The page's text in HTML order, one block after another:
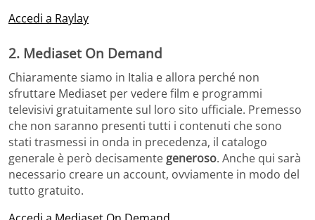
Accedi a Raylay
2. Mediaset On Demand
Chiaramente siamo in Italia e allora perché non
sfruttare Mediaset per vedere film e programmi
televisivi gratuitamente sul loro sito ufficiale. Premesso
che non saranno presenti tutti i contenuti che sono
stati trasmessi in onda in precedenza, il catalogo
generale è però decisamente generoso. Anche qui sarà
necessario creare un account, ovviamente in modo del
tutto gratuito.